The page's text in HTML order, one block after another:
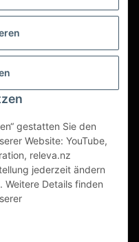
gestatten Sie den
Website: YouTube,
releva.nz
jederzeit ändern
Details finden